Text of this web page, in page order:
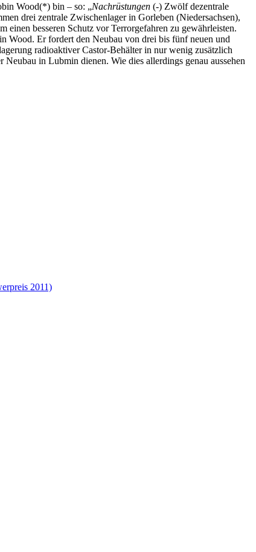
Wood(*) bin – so: „Nachrüstungen (-) Zwölf dezentrale
drei zentrale Zwischenlager in Gorleben (Niedersachsen),
besseren Schutz vor Terrorgefahren zu gewährleisten.
Wood. Er fordert den Neubau von drei bis fünf neuen und
radioaktiver Castor-Behälter in nur wenig zusätzlich
in Lubmin dienen. Wie dies allerdings genau aussehen
2011)